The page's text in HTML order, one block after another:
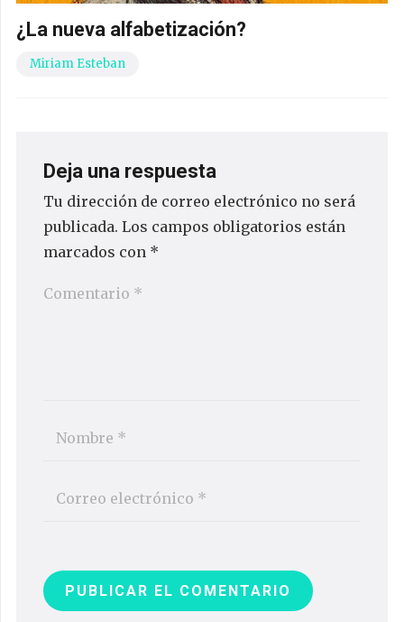
¿La nueva alfabetización?
Miriam Esteban
Deja una respuesta
Tu dirección de correo electrónico no será
publicada. Los campos obligatorios están
marcados con *
PUBLICAR EL COMENTARIO